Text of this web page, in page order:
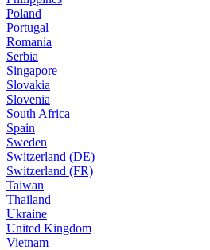
Poland
Portugal
Romania
Serbia
Singapore
Slovakia
Slovenia
South Africa
Spain
Sweden
Switzerland (DE)
Switzerland (FR)
Taiwan
Thailand
Ukraine
United Kingdom
Vietnam